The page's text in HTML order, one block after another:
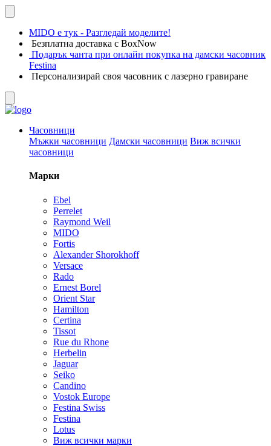
MIDO е тук - Разгледай моделите!
Безплатна доставка с BoxNow
Подарък чанта при онлайн покупка на дамски часовник
Festina
Персонализирай своя часовник с лазерно гравиране
Часовници
Мъжки часовници Дамски часовници Виж всички
часовници
Марки
Ebel
Perrelet
Raymond Weil
MIDO
Fortis
Alexander Shorokhoff
Versace
Rado
Ernest Borel
Orient Star
Hamilton
Certina
Tissot
Rue du Rhone
Herbelin
Jaguar
Seiko
Candino
Vostok Europe
Festina Swiss
Festina
Lotus
Виж всички марки